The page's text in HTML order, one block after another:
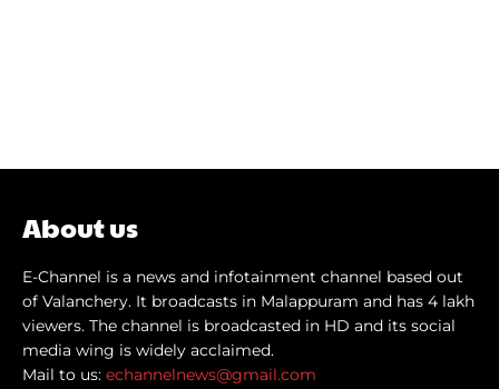
About us
E-Channel is a news and infotainment channel based out
of Valanchery. It broadcasts in Malappuram and has 4 lakh
viewers. The channel is broadcasted in HD and its social
media wing is widely acclaimed.
Mail to us: echannelnews@gmail.com